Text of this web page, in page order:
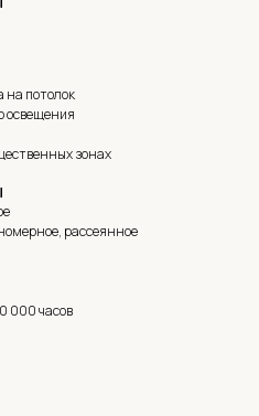
на потолок
освещения
зонах
рассеянное
000 часов